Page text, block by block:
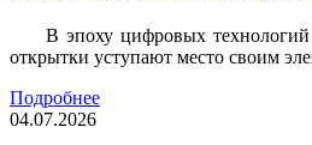
В эпоху цифровых
открытки уступают место своим
Подробнее
04.07.2026